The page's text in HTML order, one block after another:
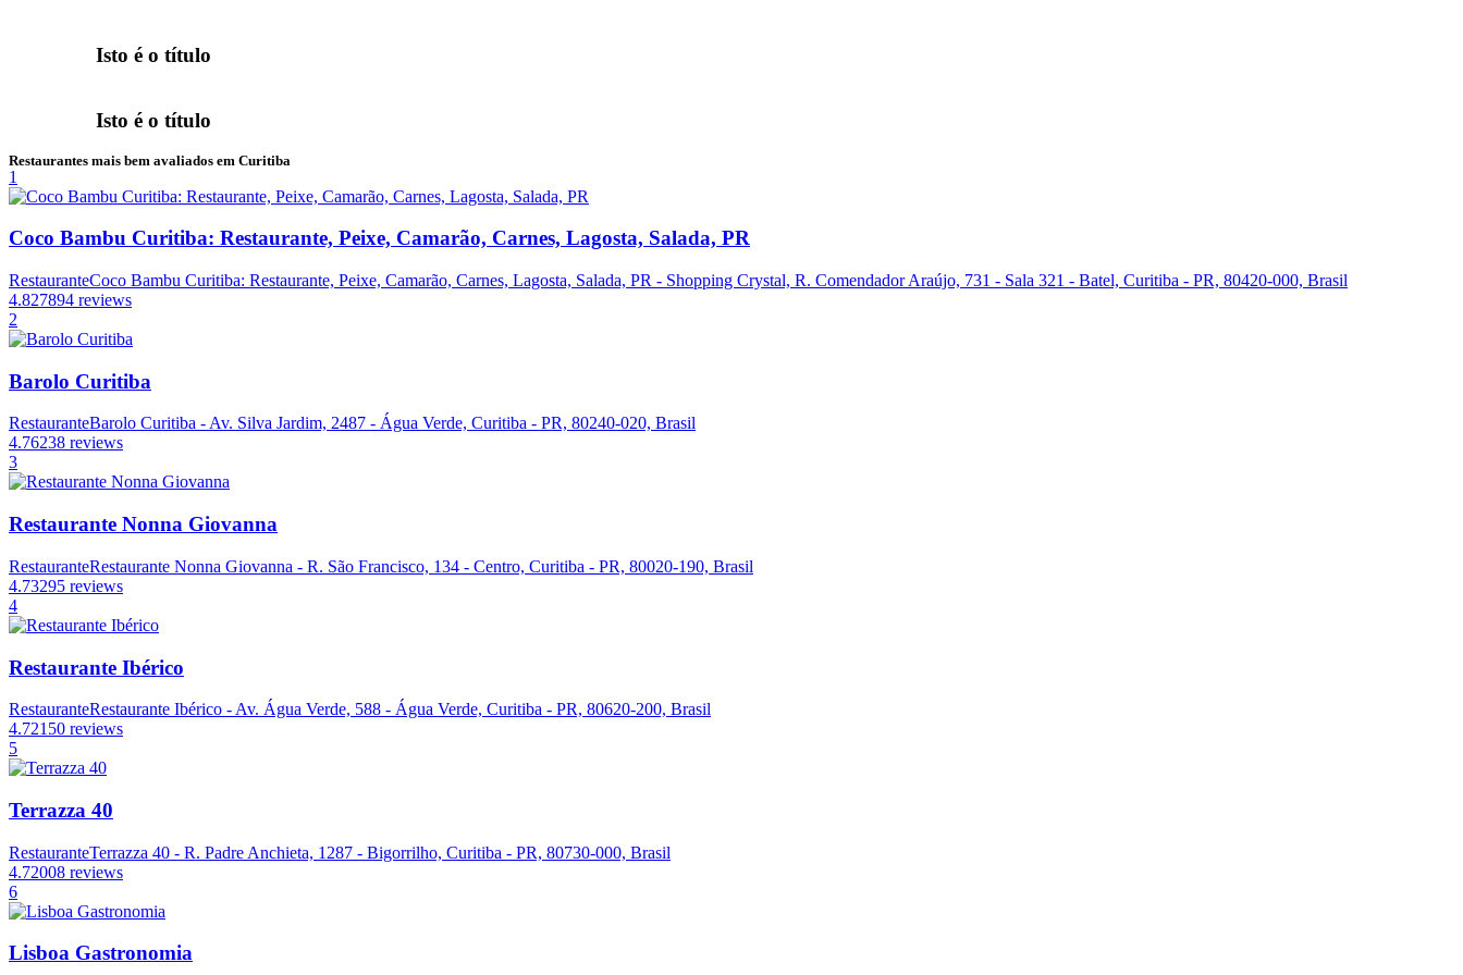
Isto é o título
Isto é o título
Restaurantes mais bem avaliados em Curitiba
1
Coco Bambu Curitiba: Restaurante, Peixe, Camarão, Carnes, Lagosta, Salada, PR
RestauranteCoco Bambu Curitiba: Restaurante, Peixe, Camarão, Carnes, Lagosta, Salada, PR - Shopping Crystal, R. Comendador Araújo, 731 - Sala 321 - Batel, Curitiba - PR, 80420-000, Brasil
4.827894 reviews
2
Barolo Curitiba
RestauranteBarolo Curitiba - Av. Silva Jardim, 2487 - Água Verde, Curitiba - PR, 80240-020, Brasil
4.76238 reviews
3
Restaurante Nonna Giovanna
RestauranteRestaurante Nonna Giovanna - R. São Francisco, 134 - Centro, Curitiba - PR, 80020-190, Brasil
4.73295 reviews
4
Restaurante Ibérico
RestauranteRestaurante Ibérico - Av. Água Verde, 588 - Água Verde, Curitiba - PR, 80620-200, Brasil
4.72150 reviews
5
Terrazza 40
RestauranteTerrazza 40 - R. Padre Anchieta, 1287 - Bigorrilho, Curitiba - PR, 80730-000, Brasil
4.72008 reviews
6
Lisboa Gastronomia